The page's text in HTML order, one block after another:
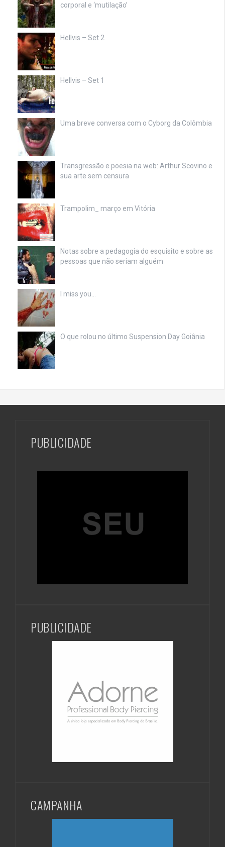
corporal e ‘mutilação’
Hellvis – Set 2
Hellvis – Set 1
Uma breve conversa com o Cyborg da Colômbia
Transgressão e poesia na web: Arthur Scovino e
sua arte sem censura
Trampolim_ março em Vitória
Notas sobre a pedagogia do esquisito e sobre as
pessoas que não seriam alguém
I miss you…
O que rolou no último Suspension Day Goiânia
PUBLICIDADE
PUBLICIDADE
CAMPANHA